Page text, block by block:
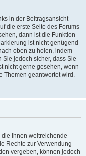
in der Beitragsansicht
die erste Seite des Forums
dann ist die Funktion
ist nicht genügend
oben zu holen, indem
Sie jedoch sicher, dass Sie
nicht gerne gesehen, wenn
Themen geantwortet wird.
die Ihnen weitreichende
Rechte zur Verwendung
vergeben, können jedoch